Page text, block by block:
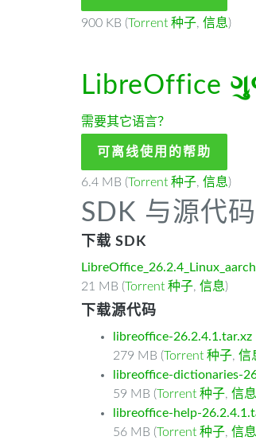
900 KB (Torrent 种子, 信息)
LibreOffice
需要其它语言？
可离线使用的帮助
6.4 MB (Torrent 种子, 信息)
SDK 与源代码
下载 SDK
21 MB (Torrent 种子, 信息)
下载源代码
libreoffice-26.2.4.1.tar.xz
279 MB (Torrent 种子, 信
libreoffice-dictionaries-
59 MB (Torrent 种子, 信息
libreoffice-help-
56 MB (Torrent 种子, 信息